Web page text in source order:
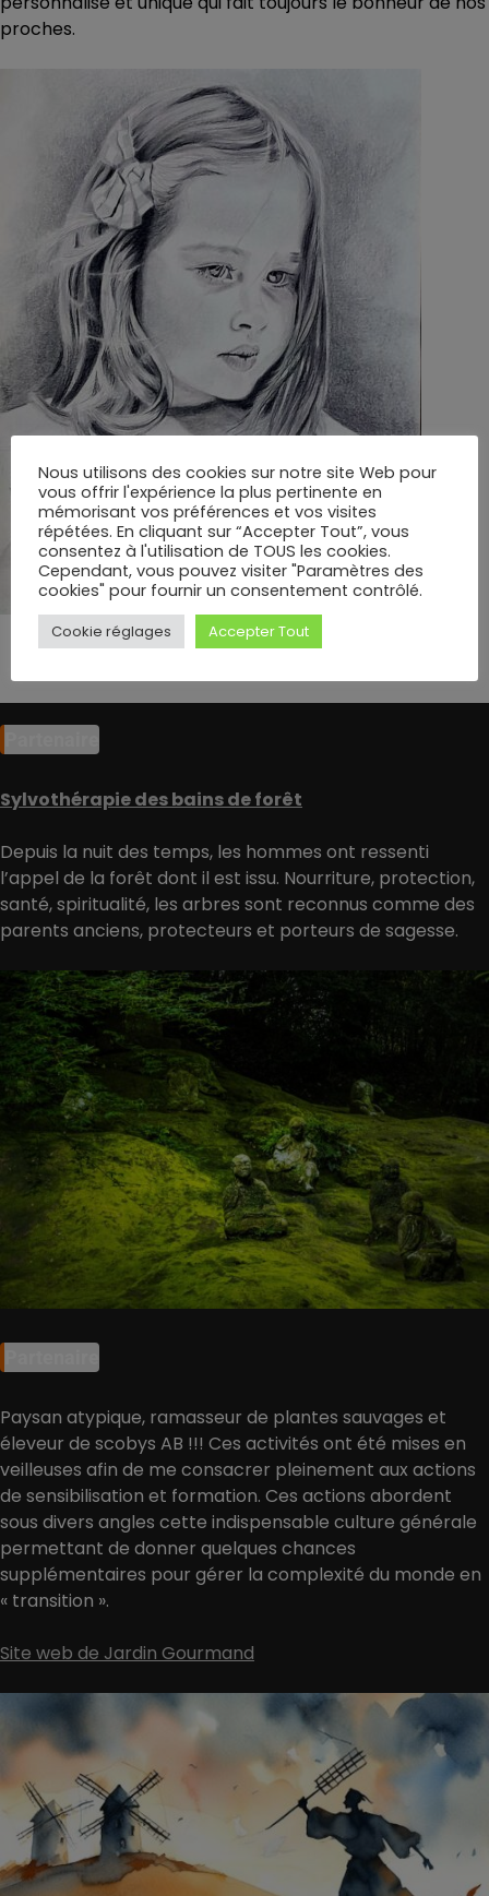
proches.
Sylvothérapie des bains de forêt
Depuis la nuit des temps, les hommes ont ressenti
l’appel de la forêt dont il est issu. Nourriture, protection,
santé, spiritualité, les arbres sont reconnus comme des
parents anciens, protecteurs et porteurs de sagesse.
Paysan atypique, ramasseur de plantes sauvages et
éleveur de scobys AB !!! Ces activités ont été mises en
veilleuses afin de me consacrer pleinement aux actions
de sensibilisation et formation. Ces actions abordent
sous divers angles cette indispensable culture générale
permettant de donner quelques chances
supplémentaires pour gérer la complexité du monde en
« transition ».
Site web de Jardin Gourmand
Nous utilisons des cookies sur notre site Web pour
vous offrir l'expérience la plus pertinente en
mémorisant vos préférences et vos visites
répétées. En cliquant sur “Accepter Tout”, vous
consentez à l'utilisation de TOUS les cookies.
Cependant, vous pouvez visiter "Paramètres des
cookies" pour fournir un consentement contrôlé.
Cookie réglages Accepter Tout